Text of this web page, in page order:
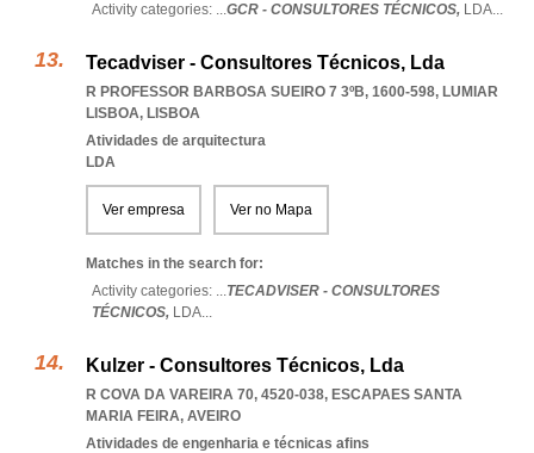
Activity categories: ...GCR - CONSULTORES TÉCNICOS, LDA...
Tecadviser - Consultores Técnicos, Lda
R PROFESSOR BARBOSA SUEIRO 7 3ºB, 1600-598, LUMIAR
LISBOA, LISBOA
Atividades de arquitectura
LDA
Ver empresa Ver no Mapa
Matches in the search for:
Activity categories: ...TECADVISER - CONSULTORES
TÉCNICOS, LDA...
Kulzer - Consultores Técnicos, Lda
R COVA DA VAREIRA 70, 4520-038, ESCAPAES SANTA
MARIA FEIRA, AVEIRO
Atividades de engenharia e técnicas afins